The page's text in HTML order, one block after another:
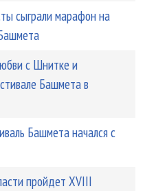
сыграли марафон на
с Шнитке и
Башмета в
Башмета начался с
пройдет XVIII